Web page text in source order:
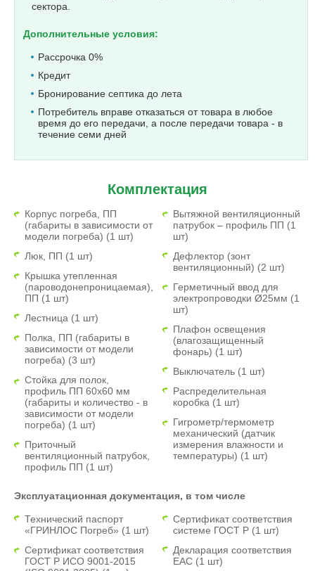
сектора.
Дополнительные условия:
Рассрочка 0%
Кредит
Бронирование септика до лета
Потребитель вправе отказаться от товара в любое
время до его передачи, а после передачи товара - в
течение семи дней
Комплектация
Корпус погреба, ПП
(габариты в зависимости от
модели погреба) (1 шт)
Люк, ПП (1 шт)
Крышка утепленная
(пароводонепроницаемая),
ПП (1 шт)
Лестница (1 шт)
Полка, ПП (габариты в
зависимости от модели
погреба) (3 шт)
Стойка для полок,
профиль ПП 60х60 мм
(габариты и количество - в
зависимости от модели
погреба) (1 шт)
Приточный
вентиляционный патрубок,
профиль ПП (1 шт)
Вытяжной вентиляционный
патрубок – профиль ПП (1
шт)
Дефлектор (зонт
вентиляционный) (2 шт)
Герметичный ввод для
электропроводки Ø25мм (1
шт)
Плафон освещения
(влагозащищенный
фонарь) (1 шт)
Выключатель (1 шт)
Распределительная
коробка (1 шт)
Гигрометр/термометр
механический (датчик
измерения влажности и
температуры) (1 шт)
Эксплуатационная документация, в том числе
Технический паспорт
«ГРИНЛОС Погреб» (1 шт)
Сертификат соответствия
ГОСТ Р ИСО 9001-2015
Сертификат соответствия
системе ГОСТ Р (1 шт)
Декларация соответствия
ЕАС (1 шт)